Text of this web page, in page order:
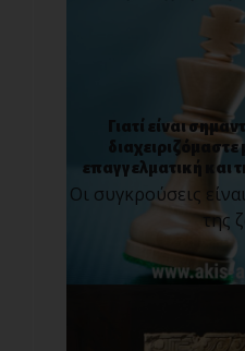
Γιατί είναι
επαγγελματική και
Οι συγκρούσεις
της